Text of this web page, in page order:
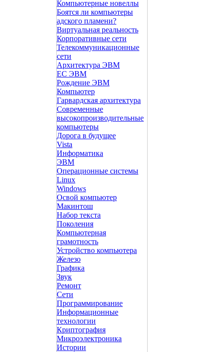
Компьютерные новеллы
Боятся ли компьютеры
адского пламени?
Виртуальная реальность
Корпоративные сети
Телекоммуникационные
сети
Архитектура ЭВМ
ЕС ЭВМ
Рождение ЭВМ
Компьютер
Гарвардская архитектура
Современные
высокопроизводительные
компьютеры
Дорога в будущее
Vista
Инфоpматика
ЭВМ
Операционные системы
Linux
Windows
Освой компьютер
Макинтош
Набор текста
Поколения
Компьютерная
грамотность
Устройство компьютера
Железо
Графика
Звук
Ремонт
Сети
Программирование
Информационные
технологии
Криптография
Микроэлектроника
Истории